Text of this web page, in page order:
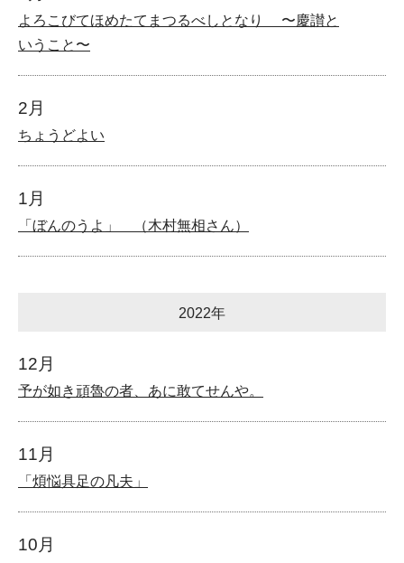
よろこびてほめたてまつるべしとなり 〜慶讃と
いうこと〜
2月
ちょうどよい
1月
「ぼんのうよ」 （木村無相さん）
2022年
12月
予が如き頑魯の者、あに敢てせんや。
11月
「煩悩具足の凡夫」
10月